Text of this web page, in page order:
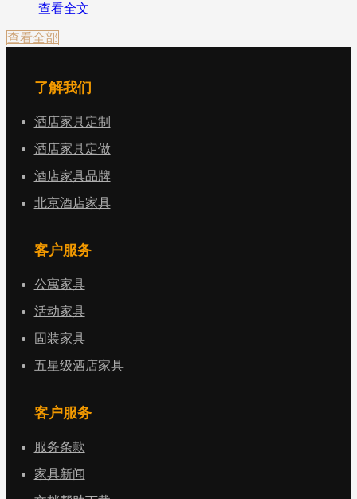
查看全文
查看全部
了解我们
酒店家具定制
酒店家具定做
酒店家具品牌
北京酒店家具
客户服务
公寓家具
活动家具
固装家具
五星级酒店家具
客户服务
服务条款
家具新闻